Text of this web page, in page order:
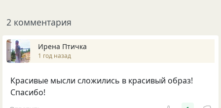
2 комментария
Ирена Птичка
1 год назад
Красивые мысли сложились в красивый образ!
Спасибо!